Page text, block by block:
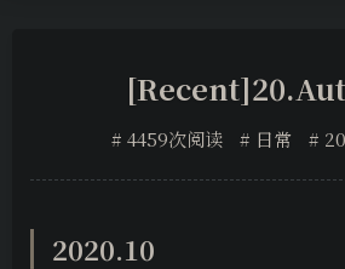
4459次阅读 日常
2020.10